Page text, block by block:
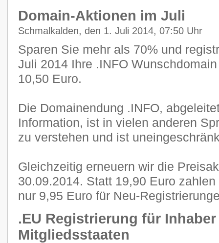
Domain-Aktionen im Juli
Schmalkalden, den 1. Juli 2014, 07:50 Uhr
Sparen Sie mehr als 70% und
Juli 2014 Ihre .INFO
10,50 Euro.
Die Domainendung .INFO,
Information, ist in vielen anderen
zu verstehen und ist
Gleichzeitig erneuern wir die
30.09.2014. Statt 19,90 Euro
nur 9,95 Euro für Neu-
.EU Registrierung für Inhaber
Mitgliedsstaaten